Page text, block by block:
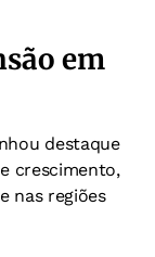
em
destaque
crescimento,
nas regiões